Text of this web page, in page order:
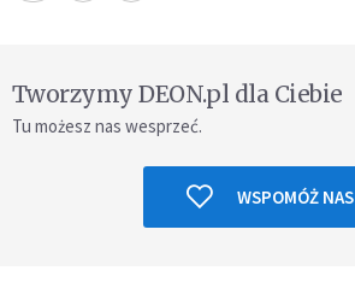
Tworzymy DEON.pl dla Ciebie
Tu możesz nas wesprzeć.
WSPOMÓŻ NAS